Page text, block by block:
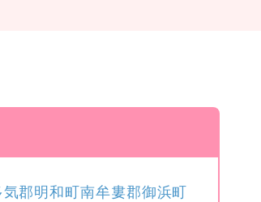
気郡明和町南牟婁郡御浜町